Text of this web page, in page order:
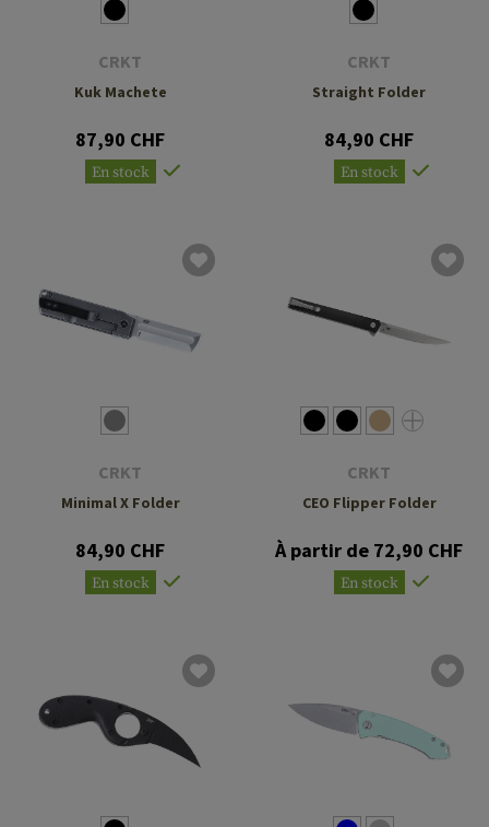
CRKT
Kuk Machete
87,90 CHF
En stock
CRKT
Straight Folder
84,90 CHF
En stock
CRKT
Minimal X Folder
84,90 CHF
En stock
CRKT
CEO Flipper Folder
À partir de 72,90 CHF
En stock